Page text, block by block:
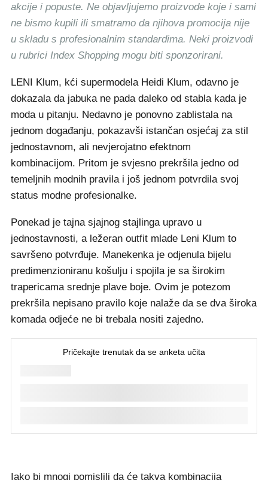
akcije i popuste. Ne objavljujemo proizvode koje i sami
ne bismo kupili ili smatramo da njihova promocija nije
u skladu s profesionalnim standardima. Neki proizvodi
u rubrici Index Shopping mogu biti sponzorirani.
LENI Klum, kći supermodela Heidi Klum, odavno je
dokazala da jabuka ne pada daleko od stabla kada je
moda u pitanju. Nedavno je ponovno zablistala na
jednom događanju, pokazavši istančan osjećaj za stil
jednostavnom, ali nevjerojatno efektnom
kombinacijom. Pritom je svjesno prekršila jedno od
temeljnih modnih pravila i još jednom potvrdila svoj
status modne profesionalke.
Ponekad je tajna sjajnog stajlinga upravo u
jednostavnosti, a ležeran outfit mlade Leni Klum to
savršeno potvrđuje. Manekenka je odjenula bijelu
predimenzioniranu košulju i spojila je sa širokim
trapericama srednje plave boje. Ovim je potezom
prekršila nepisano pravilo koje nalaže da se dva široka
komada odjeće ne bi trebala nositi zajedno.
Iako bi mnogi pomislili da će takva kombinacija